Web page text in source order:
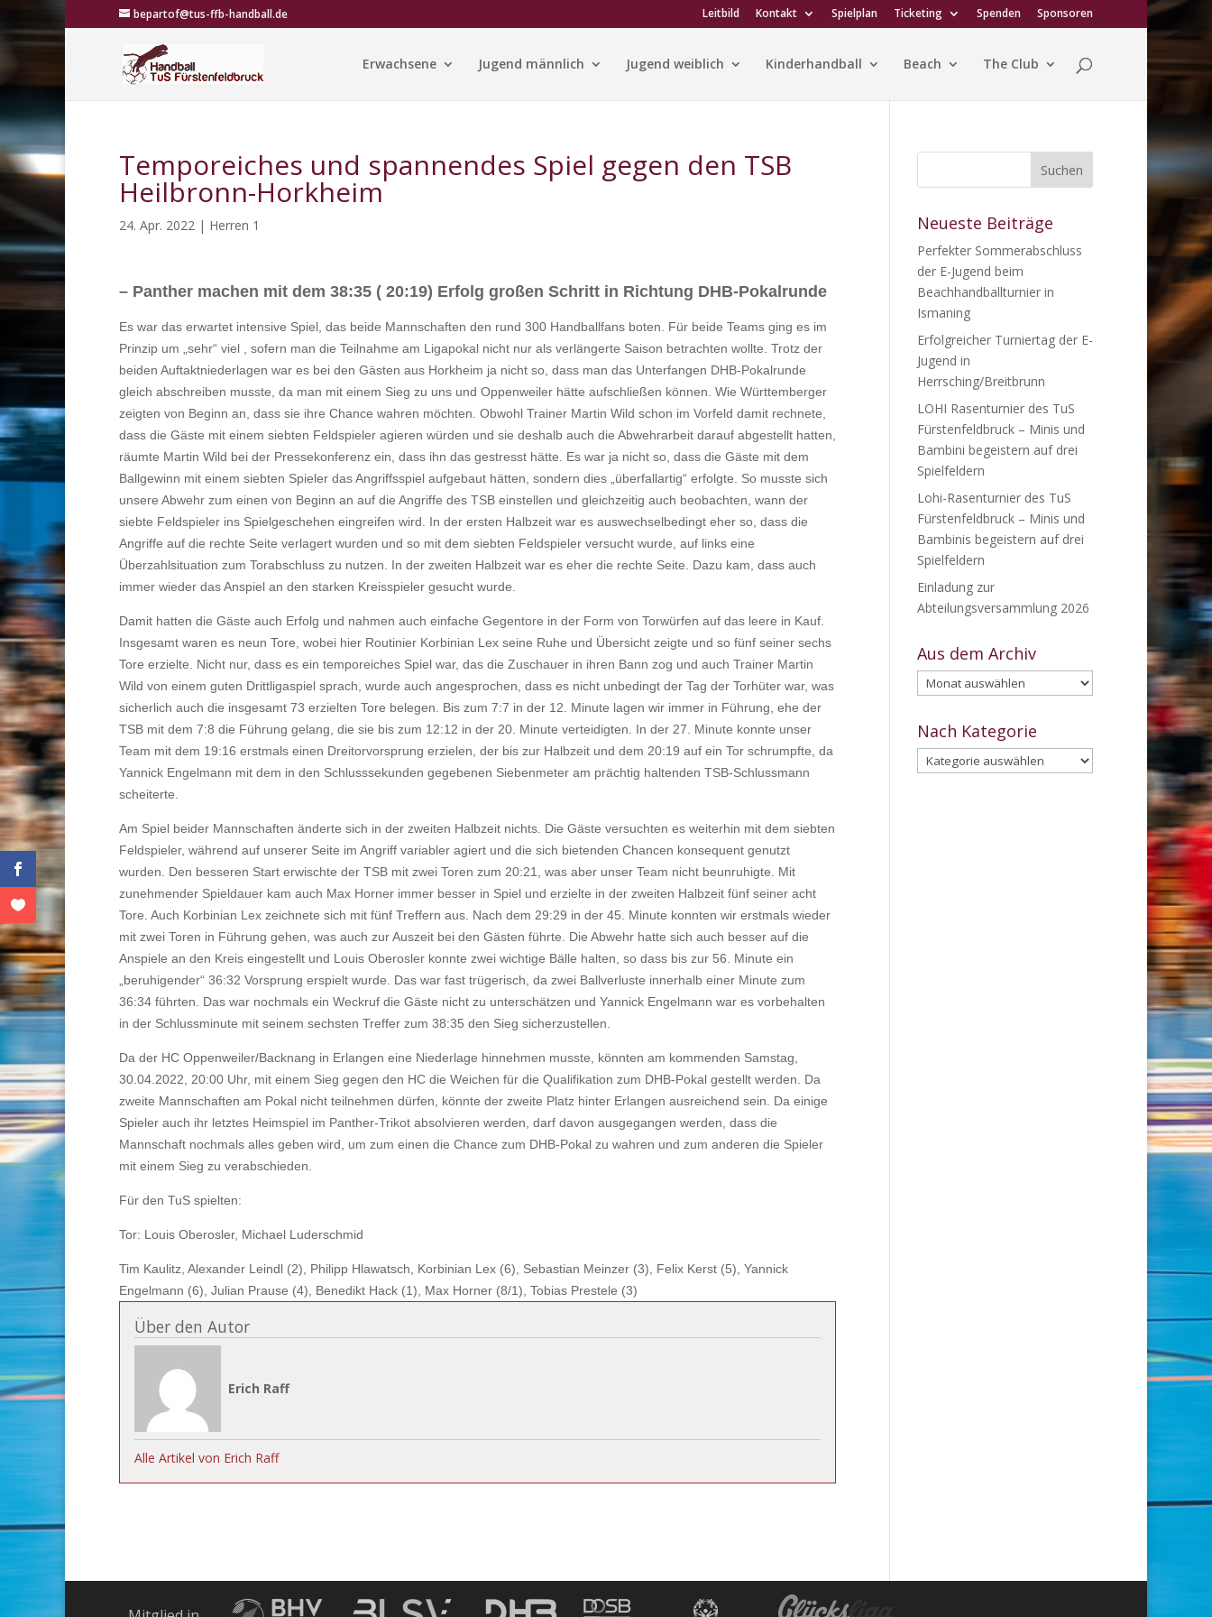
bepartof@tus-ffb-handball.de Leitbild Kontakt Spielplan Ticketing Spenden Sponsoren
Erwachsene Jugend männlich Jugend weiblich Kinderhandball Beach The Club
Temporeiches und spannendes Spiel gegen den TSB
Heilbronn-Horkheim
24. Apr. 2022 | Herren 1
– Panther machen mit dem 38:35 ( 20:19) Erfolg großen Schritt in Richtung DHB-Pokalrunde
Es war das erwartet intensive Spiel, das beide Mannschaften den rund 300 Handballfans boten. Für beide Teams ging es im
Prinzip um „sehr“ viel , sofern man die Teilnahme am Ligapokal nicht nur als verlängerte Saison betrachten wollte. Trotz der
beiden Auftaktniederlagen war es bei den Gästen aus Horkheim ja nicht so, dass man das Unterfangen DHB-Pokalrunde
gleich abschreiben musste, da man mit einem Sieg zu uns und Oppenweiler hätte aufschließen können. Wie Württemberger
zeigten von Beginn an, dass sie ihre Chance wahren möchten. Obwohl Trainer Martin Wild schon im Vorfeld damit rechnete,
dass die Gäste mit einem siebten Feldspieler agieren würden und sie deshalb auch die Abwehrarbeit darauf abgestellt hatten,
räumte Martin Wild bei der Pressekonferenz ein, dass ihn das gestresst hätte. Es war ja nicht so, dass die Gäste mit dem
Ballgewinn mit einem siebten Spieler das Angriffsspiel aufgebaut hätten, sondern dies „überfallartig“ erfolgte. So musste sich
unsere Abwehr zum einen von Beginn an auf die Angriffe des TSB einstellen und gleichzeitig auch beobachten, wann der
siebte Feldspieler ins Spielgeschehen eingreifen wird. In der ersten Halbzeit war es auswechselbedingt eher so, dass die
Angriffe auf die rechte Seite verlagert wurden und so mit dem siebten Feldspieler versucht wurde, auf links eine
Überzahlsituation zum Torabschluss zu nutzen. In der zweiten Halbzeit war es eher die rechte Seite. Dazu kam, dass auch
immer wieder das Anspiel an den starken Kreisspieler gesucht wurde.
Damit hatten die Gäste auch Erfolg und nahmen auch einfache Gegentore in der Form von Torwürfen auf das leere in Kauf.
Insgesamt waren es neun Tore, wobei hier Routinier Korbinian Lex seine Ruhe und Übersicht zeigte und so fünf seiner sechs
Tore erzielte. Nicht nur, dass es ein temporeiches Spiel war, das die Zuschauer in ihren Bann zog und auch Trainer Martin
Wild von einem guten Drittligaspiel sprach, wurde auch angesprochen, dass es nicht unbedingt der Tag der Torhüter war, was
sicherlich auch die insgesamt 73 erzielten Tore belegen. Bis zum 7:7 in der 12. Minute lagen wir immer in Führung, ehe der
TSB mit dem 7:8 die Führung gelang, die sie bis zum 12:12 in der 20. Minute verteidigten. In der 27. Minute konnte unser
Team mit dem 19:16 erstmals einen Dreitorvorsprung erzielen, der bis zur Halbzeit und dem 20:19 auf ein Tor schrumpfte, da
Yannick Engelmann mit dem in den Schlusssekunden gegebenen Siebenmeter am prächtig haltenden TSB-Schlussmann
scheiterte.
Am Spiel beider Mannschaften änderte sich in der zweiten Halbzeit nichts. Die Gäste versuchten es weiterhin mit dem siebten
Feldspieler, während auf unserer Seite im Angriff variabler agiert und die sich bietenden Chancen konsequent genutzt
wurden. Den besseren Start erwischte der TSB mit zwei Toren zum 20:21, was aber unser Team nicht beunruhigte. Mit
zunehmender Spieldauer kam auch Max Horner immer besser in Spiel und erzielte in der zweiten Halbzeit fünf seiner acht
Tore. Auch Korbinian Lex zeichnete sich mit fünf Treffern aus. Nach dem 29:29 in der 45. Minute konnten wir erstmals wieder
mit zwei Toren in Führung gehen, was auch zur Auszeit bei den Gästen führte. Die Abwehr hatte sich auch besser auf die
Anspiele an den Kreis eingestellt und Louis Oberosler konnte zwei wichtige Bälle halten, so dass bis zur 56. Minute ein
„beruhigender“ 36:32 Vorsprung erspielt wurde. Das war fast trügerisch, da zwei Ballverluste innerhalb einer Minute zum
36:34 führten. Das war nochmals ein Weckruf die Gäste nicht zu unterschätzen und Yannick Engelmann war es vorbehalten
in der Schlussminute mit seinem sechsten Treffer zum 38:35 den Sieg sicherzustellen.
Da der HC Oppenweiler/Backnang in Erlangen eine Niederlage hinnehmen musste, könnten am kommenden Samstag,
30.04.2022, 20:00 Uhr, mit einem Sieg gegen den HC die Weichen für die Qualifikation zum DHB-Pokal gestellt werden. Da
zweite Mannschaften am Pokal nicht teilnehmen dürfen, könnte der zweite Platz hinter Erlangen ausreichend sein. Da einige
Spieler auch ihr letztes Heimspiel im Panther-Trikot absolvieren werden, darf davon ausgegangen werden, dass die
Mannschaft nochmals alles geben wird, um zum einen die Chance zum DHB-Pokal zu wahren und zum anderen die Spieler
mit einem Sieg zu verabschieden.
Für den TuS spielten:
Tor: Louis Oberosler, Michael Luderschmid
Tim Kaulitz, Alexander Leindl (2), Philipp Hlawatsch, Korbinian Lex (6), Sebastian Meinzer (3), Felix Kerst (5), Yannick
Engelmann (6), Julian Prause (4), Benedikt Hack (1), Max Horner (8/1), Tobias Prestele (3)
Über den Autor
Erich Raff
Alle Artikel von Erich Raff
Neueste Beiträge
Perfekter Sommerabschluss
der E-Jugend beim
Beachhandballturnier in
Ismaning
Erfolgreicher Turniertag der E-
Jugend in
Herrsching/Breitbrunn
LOHI Rasenturnier des TuS
Fürstenfeldbruck – Minis und
Bambini begeistern auf drei
Spielfeldern
Lohi-Rasenturnier des TuS
Fürstenfeldbruck – Minis und
Bambinis begeistern auf drei
Spielfeldern
Einladung zur
Abteilungsversammlung 2026
Aus dem Archiv
Aus
dem
Archiv
Nach Kategorie
Nach
Kategorie